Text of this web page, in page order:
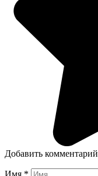
Добавить комментарий
Имя *